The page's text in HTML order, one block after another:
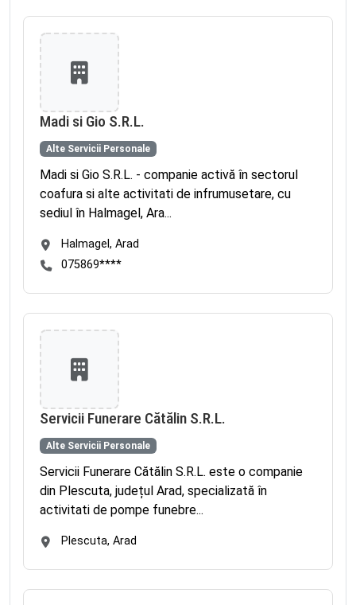
Madi si Gio S.R.L.
Alte Servicii Personale
Madi si Gio S.R.L. - companie activă în sectorul
coafura si alte activitati de infrumusetare, cu
sediul în Halmagel, Ara...
Halmagel, Arad
075869****
Servicii Funerare Cătălin S.R.L.
Alte Servicii Personale
Servicii Funerare Cătălin S.R.L. este o companie
din Plescuta, județul Arad, specializată în
activitati de pompe funebre...
Plescuta, Arad